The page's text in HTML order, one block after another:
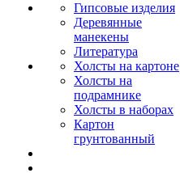
Гипсовые изделия
Деревянные
манекены
Литература
Холсты на картоне
Холсты на
подрамнике
Холсты в наборах
Картон
грунтованный